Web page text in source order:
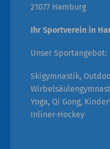
21077 Hamburg
Ihr Sportverein in
Unser Sportangebot:
Skigymnastik,
Yoga, Qi Gong,
Inliner-Hockey